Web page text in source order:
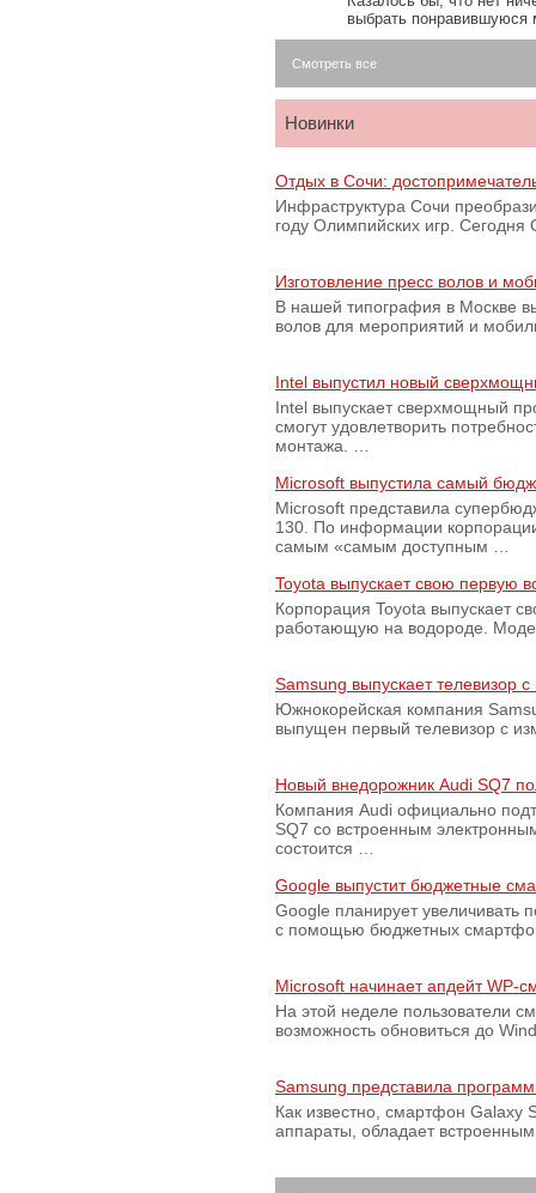
выбрать
Смотреть все
Новинки
Отдых в Сочи:
Инфраструктура Сочи
году Олимпийских игр.
Изготовление пресс волов и
В нашей типография в Москве
волов для мероприятий и
Intel выпустил новый
Intel выпускает сверхмощный
смогут удовлетворить
монтажа. …
Microsoft выпустила самый
Microsoft представила
130. По информации
самым «самым доступным …
Toyota выпускает свою первую
Корпорация Toyota выпускает
работающую на водороде.
Samsung выпускает телевизор
Южнокорейская компания
выпущен первый телевизор с
Новый внедорожник Audi SQ7
Компания Audi официально
SQ7 со встроенным
состоится …
Google выпустит бюджетные
Google планирует увеличивать
с помощью бюджетных
Microsoft начинает апдейт WP-
На этой неделе пользователи
возможность обновиться до
Samsung представила
Как известно, смартфон Galaxy
аппараты, обладает